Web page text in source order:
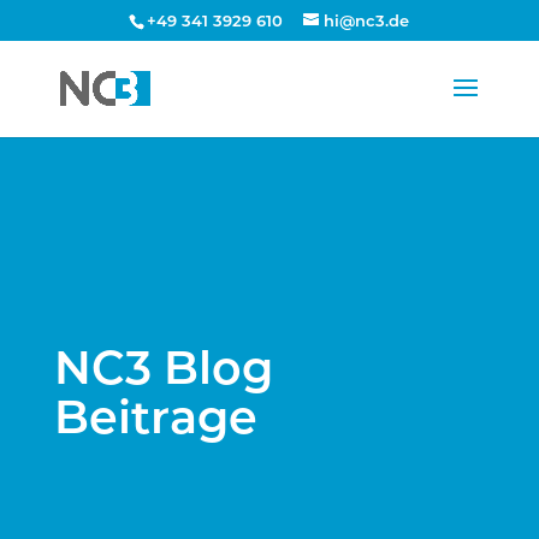
+49 341 3929 610 hi@nc3.de
NC3 Blog
Beitrage